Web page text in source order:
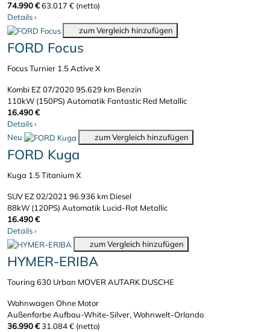
74.990 €63.017 € (netto)
Details›
zum Vergleich hinzufügen
FORD Focus
Focus Turnier 1.5 Active X
Kombi EZ 07/202095.629 km Benzin
110kW (150PS) Automatik Fantastic Red Metallic
16.490 €
Details›
Neu
zum Vergleich hinzufügen
FORD Kuga
Kuga 1.5 Titanium X
SUV EZ 02/2021 96.936 km Diesel
88kW (120PS) Automatik Lucid-Rot Metallic
16.490 €
Details›
zum Vergleich hinzufügen
HYMER-ERIBA
Touring 630 Urban MOVER AUTARK DUSCHE
Wohnwagen Ohne Motor
Außenfarbe Aufbau-White-Silver, Wohnwelt-Orlando
36.990 €31.084 € (netto)